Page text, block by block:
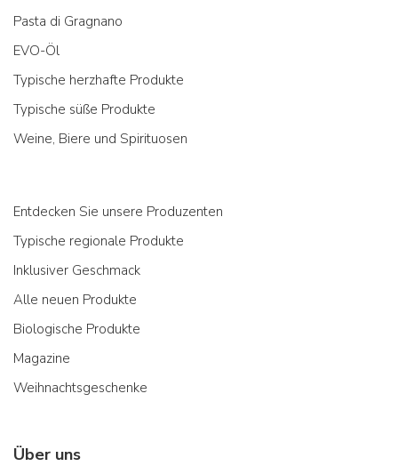
Pasta di Gragnano
EVO-Öl
Typische herzhafte Produkte
Typische süße Produkte
Weine, Biere und Spirituosen
Entdecken Sie unsere Produzenten
Typische regionale Produkte
Inklusiver Geschmack
Alle neuen Produkte
Biologische Produkte
Magazine
Weihnachtsgeschenke
Über uns